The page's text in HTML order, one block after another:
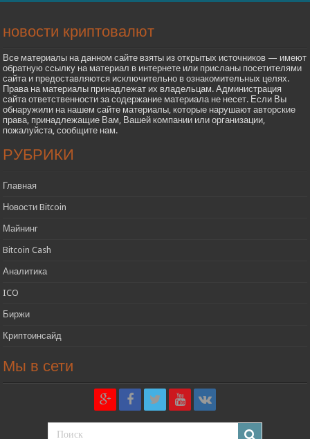
новости криптовалют
Все материалы на данном сайте взяты из открытых источников — имеют
обратную ссылку на материал в интернете или присланы посетителями
сайта и предоставляются исключительно в ознакомительных целях.
Права на материалы принадлежат их владельцам. Администрация
сайта ответственности за содержание материала не несет. Если Вы
обнаружили на нашем сайте материалы, которые нарушают авторские
права, принадлежащие Вам, Вашей компании или организации,
пожалуйста, сообщите нам.
РУБРИКИ
Главная
Новости Bitcoin
Майнинг
Bitcoin Cash
Аналитика
ICO
Биржи
Криптоинсайд
Мы в сети